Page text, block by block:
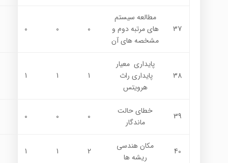
37
مطالعه سيستم
هاي مرتبه دوم و
مشخصه هاي آن
0
0
0
38
پايداري معيار
پايداري راث
هرويتس
1
1
1
39
خطاي حالت
ماندگار
0
0
0
40
مكان هندسي
ريشه ها
2
1
1